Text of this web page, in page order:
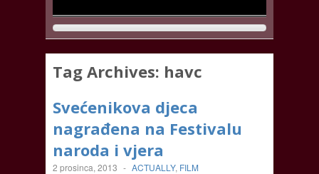
Tag Archives: havc
Svećenikova djeca
nagrađena na Festivalu
naroda i vjera
2 prosinca, 2013 - ACTUALLY, FILM